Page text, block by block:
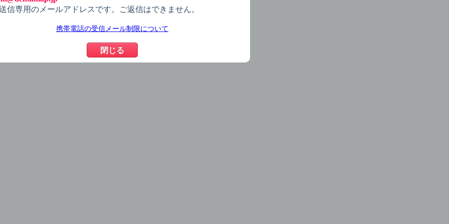
専用のメールアドレスです。ご返信はできません。
携帯電話の受信メール制限について
閉じる